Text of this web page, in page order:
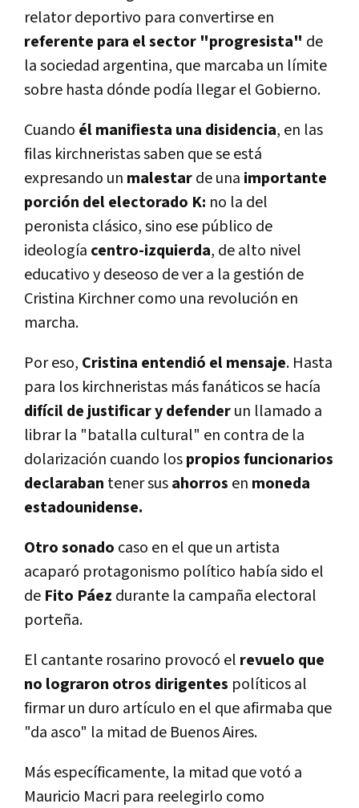
relator deportivo para convertirse en
referente para el sector "progresista" de
la sociedad argentina, que marcaba un límite
sobre hasta dónde podía llegar el Gobierno.
Cuando él manifiesta una disidencia, en las
filas kirchneristas saben que se está
expresando un malestarde una importante
porción del electorado K: no la del
peronista clásico, sino ese público de
ideología centro-izquierda, de alto nivel
educativo y deseoso de ver a la gestión de
Cristina Kirchner como una revolución en
marcha.
Por eso, Cristina entendió el mensaje. Hasta
para los kirchneristas más fanáticos se hacía
difícil de justificar y defenderun llamado a
librar la "batalla cultural" en contra de la
dolarización cuando lospropios funcionarios
declaraban tener susahorros en moneda
estadounidense.
Otro sonado caso en el que un artista
acaparó protagonismo político había sido el
de Fito Páez durante la campaña electoral
porteña.
El cantante rosarino provocó el revuelo que
no lograron otros dirigentes políticos al
firmar un duro artículo en el que afirmaba que
"da asco" la mitad de Buenos Aires.
Más específicamente, la mitad que votó a
Mauricio Macri para reelegirlo como